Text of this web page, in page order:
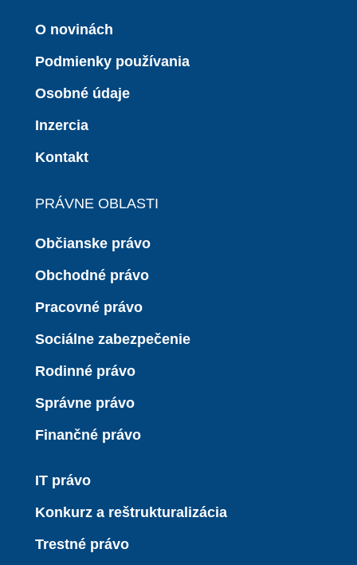
O novinách
Podmienky používania
Osobné údaje
Inzercia
Kontakt
PRÁVNE OBLASTI
Občianske právo
Obchodné právo
Pracovné právo
Sociálne zabezpečenie
Rodinné právo
Správne právo
Finančné právo
IT právo
Konkurz a reštrukturalizácia
Trestné právo